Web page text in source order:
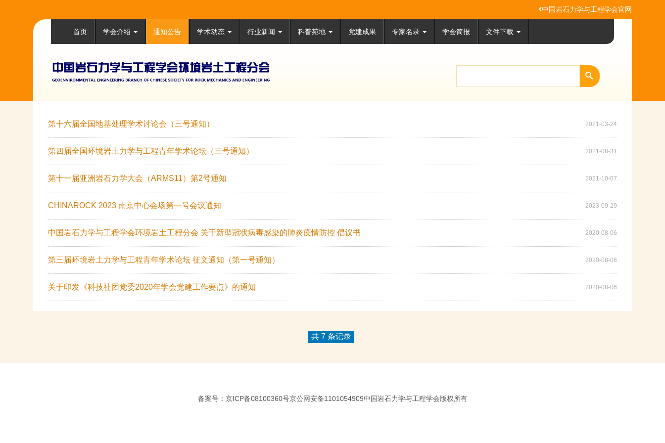
中国岩石力学与工程学会官网
首页 学会介绍 通知公告 学术动态 行业新闻 科普苑地 党建成果 专家名录 学会简报 文件下载
第十六届全国地基处理学术讨论会（三号通知） 2021-03-24
第四届全国环境岩土力学与工程青年学术论坛（三号通知） 2021-08-31
第十一届亚洲岩石力学大会（ARMS11）第2号通知 2021-10-07
CHINAROCK 2023 南京中心会场第一号会议通知 2023-09-29
中国岩石力学与工程学会环境岩土工程分会 关于新型冠状病毒感染的肺炎疫情防控 倡议书 2020-08-06
第三届环境岩土力学与工程青年学术论坛 征文通知（第一号通知） 2020-08-06
关于印发《科技社团党委2020年学会党建工作要点》的通知 2020-08-06
共 7 条记录
备案号：京ICP备08100360号京公网安备1101054909中国岩石力学与工程学会版权所有